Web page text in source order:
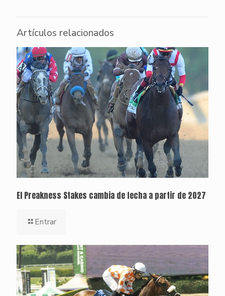
Artículos relacionados
El Preakness Stakes cambia de fecha a partir de 2027
Entrar